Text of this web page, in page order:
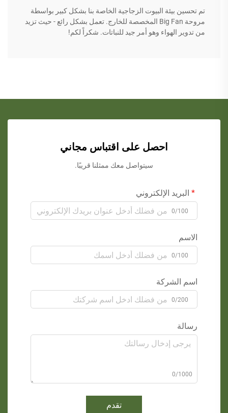
تم تحسين بيئة البيوت الزجاجية الخاصة بنا بشكل كبير بواسطة
مروحة Big Fan المخصصة للخارج. تعمل بشكل رائع - حيث تزيد
من تدوير الهواء وهو أمر جيد للنباتات. شكراً لكم!
احصل على اقتباس مجاني
سيتواصل معك ممثلنا قريبًا.
البريد الإلكتروني
0/100
الاسم
0/100
اسم الشركة
0/200
رسالة
0/1000
تقدم